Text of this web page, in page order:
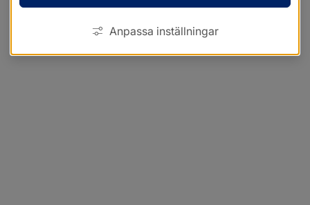
Anpassa inställningar